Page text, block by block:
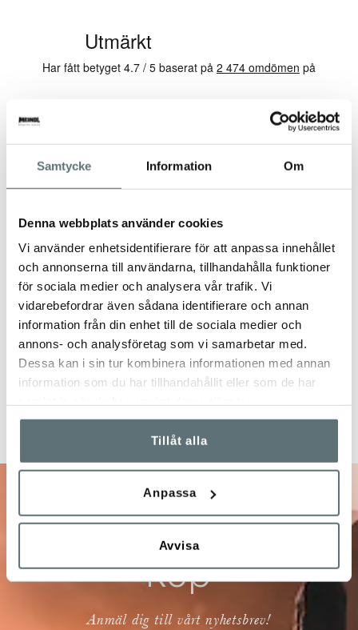
Samtycke Information Om
Denna webbplats använder cookies
Vi använder enhetsidentifierare för att anpassa innehållet
och annonserna till användarna, tillhandahålla funktioner
för sociala medier och analysera vår trafik. Vi
vidarebefordrar även sådana identifierare och annan
information från din enhet till de sociala medier och
annons- och analysföretag som vi samarbetar med.
Dessa kan i sin tur kombinera informationen med annan
information som du har tillhandahållit eller som de har
Tillåt alla
Anpassa
Avvisa
10% på ditt nästa
köp
Anmäl dig till vårt nyhetsbrev!